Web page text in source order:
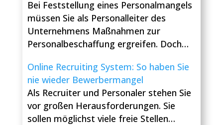
Bei Feststellung eines Personalmangels
müssen Sie als Personalleiter des
Unternehmens Maßnahmen zur
Personalbeschaffung ergreifen. Doch…
Online Recruiting System: So haben Sie
nie wieder Bewerbermangel
Als Recruiter und Personaler stehen Sie
vor großen Herausforderungen. Sie
sollen möglichst viele freie Stellen…